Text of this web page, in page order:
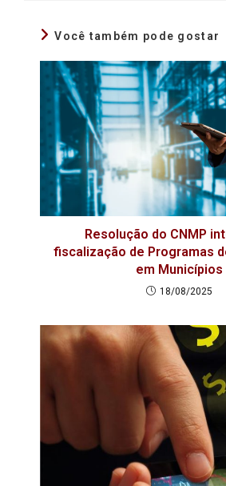
Você também pode gostar
Resolução do CNMP
fiscalização de Programas
em Municípios
18/08/2025